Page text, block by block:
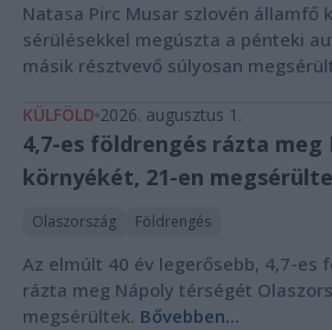
Natasa Pirc Musar szlovén államfő
sérülésekkel megúszta a pénteki
másik résztvevő súlyosan
KÜLFÖLD 2026. augusztus 1.
4,7-es földrengés rázta meg
környékét, 21-en
Olaszország Földrengés
Az elmúlt 40 év legerősebb, 4,7-es
rázta meg Nápoly térségét
megsérültek. Bővebben...